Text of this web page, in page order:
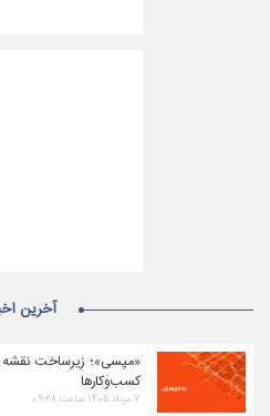
آخرین
«مپسی»؛ زیرساخت نقشه
کسب‌وکارها
۷ مرداد ۱۴۰۵ ساعت ۰۹:۲۸